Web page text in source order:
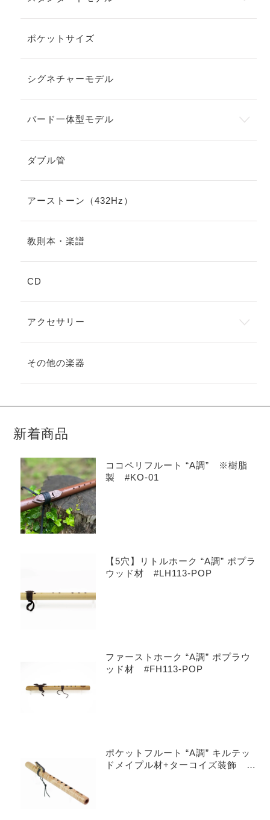
ポケットサイズ
シグネチャーモデル
バード一体型モデル
ダブル管
アーストーン（432Hz）
教則本・楽譜
CD
アクセサリー
その他の楽器
新着商品
ココペリフルート “A調” ※樹脂
製 #KO-01
【5穴】リトルホーク “A調” ポプラ
ウッド材 #LH113-POP
ファーストホーク “A調” ポプラウ
ッド材 #FH113-POP
ポケットフルート “A調” キルテッ
ドメイプル材+ターコイズ装飾 #